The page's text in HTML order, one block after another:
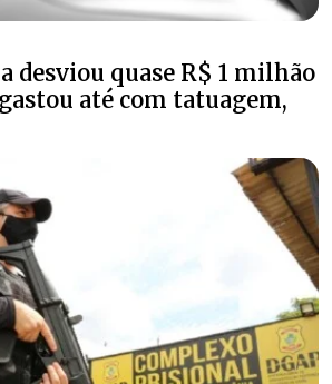
desviou quase R$ 1 milhão
até com tatuagem,